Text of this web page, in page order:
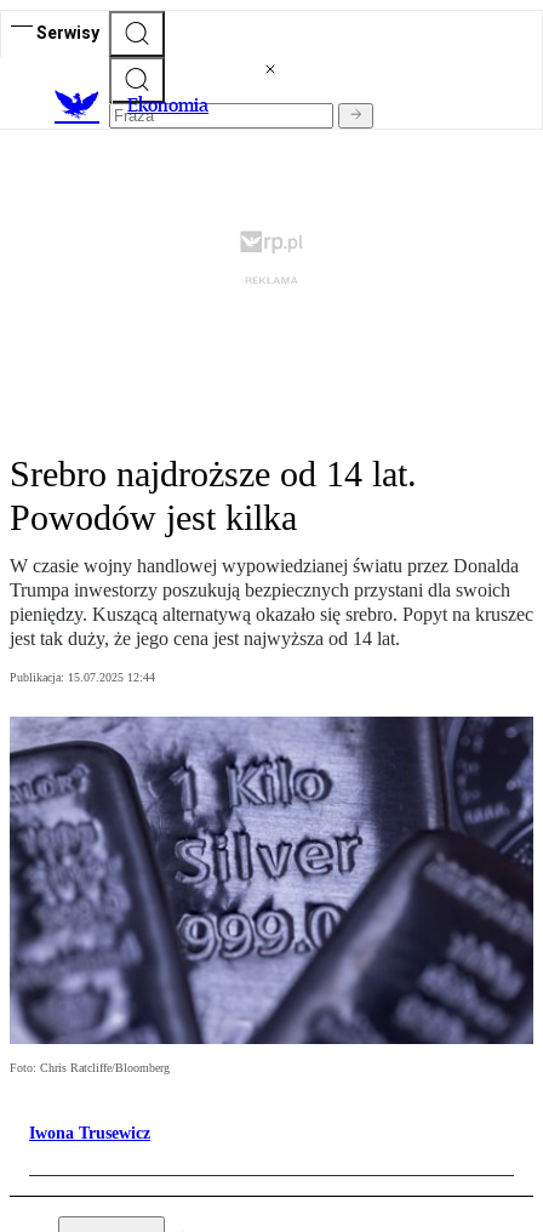
Serwisy
Ekonomia
Srebro najdroższe od 14 lat.
Powodów jest kilka
W czasie wojny handlowej wypowiedzianej światu przez Donalda
Trumpa inwestorzy poszukują bezpiecznych przystani dla swoich
pieniędzy. Kuszącą alternatywą okazało się srebro. Popyt na kruszec
jest tak duży, że jego cena jest najwyższa od 14 lat.
Publikacja: 15.07.2025 12:44
Foto: Chris Ratcliffe/Bloomberg
Iwona Trusewicz